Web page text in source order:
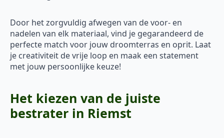
Door het zorgvuldig afwegen van de voor- en
nadelen van elk materiaal, vind je gegarandeerd de
perfecte match voor jouw droomterras en oprit. Laat
je creativiteit de vrije loop en maak een statement
met jouw persoonlijke keuze!
Het kiezen van de juiste
bestrater in Riemst